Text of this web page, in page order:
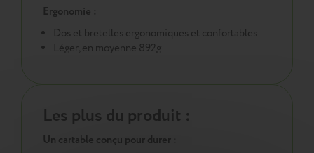
Ergonomie :
Dos et bretelles ergonomiques et confortables
Léger, en moyenne 892g
Les plus du produit :
Un cartable conçu pour durer :